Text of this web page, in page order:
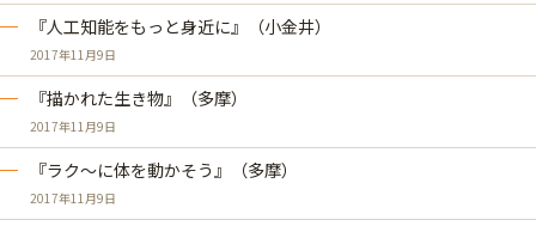
『人工知能をもっと身近に』（小金井）
2017年11月9日
『描かれた生き物』（多摩）
2017年11月9日
『ラク～に体を動かそう』（多摩）
2017年11月9日